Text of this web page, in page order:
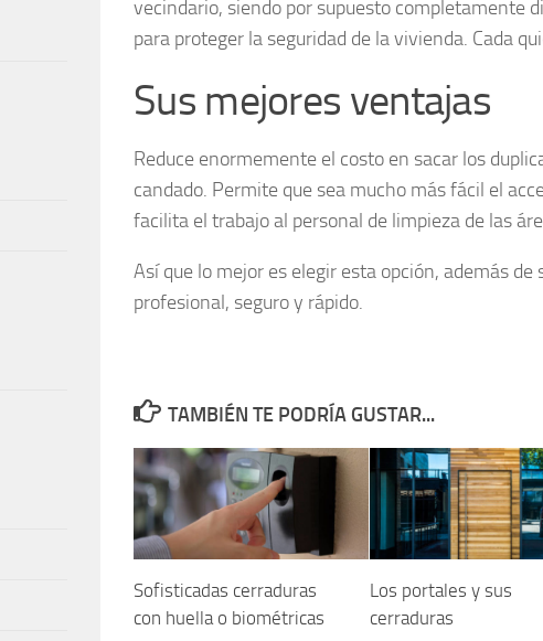
vecindario, siendo por supuesto completamente
para proteger la seguridad de la vivienda. Cada
Sus mejores ventajas
Reduce enormemente el costo en sacar los
candado. Permite que sea mucho más fácil el
facilita el trabajo al personal de limpieza de las
Así que lo mejor es elegir esta opción, además
profesional, seguro y rápido.
TAMBIÉN TE PODRÍA GUSTAR...
Sofisticadas cerraduras
con huella o biométricas
Los portales y sus
cerraduras